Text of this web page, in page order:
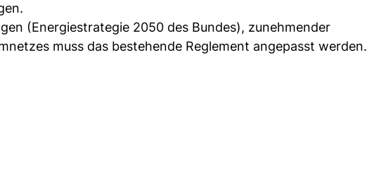
(Energiestrategie 2050 des Bundes), zunehmender
muss das bestehende Reglement angepasst werden.